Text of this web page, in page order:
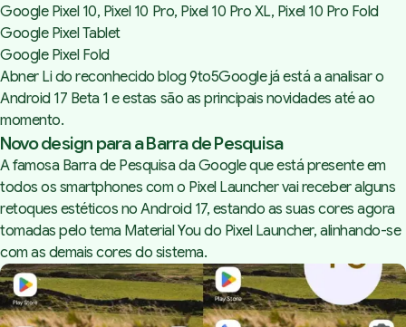
Google Pixel 10, Pixel 10 Pro, Pixel 10 Pro XL, Pixel 10 Pro Fold
Google Pixel Tablet
Google Pixel Fold
Abner Li do reconhecido blog9to5Googlejá está a analisar o
Android 17 Beta 1 e estas são as principais novidades até ao
momento.
Novo design para a Barra de Pesquisa
A famosa Barra de Pesquisa da Google que está presente em
todos os smartphones com o Pixel Launcher vai receber alguns
retoques estéticos no Android 17, estando as suas cores agora
tomadas pelo tema Material You do Pixel Launcher, alinhando-se
com as demais cores do sistema.